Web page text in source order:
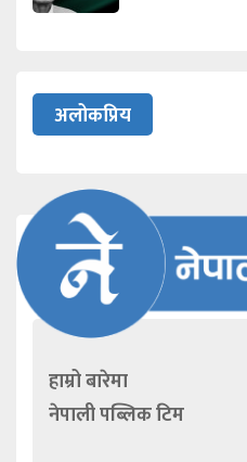
अलोकप्रिय
हाम्रो बारेमा
नेपाली पब्लिक टिम